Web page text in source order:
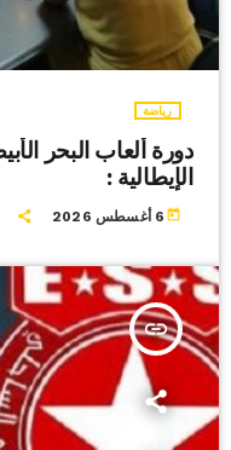
رياضة
دورة ألعاب البحر
الإيطالية :
today 6 أغسطس 2026
insert_link